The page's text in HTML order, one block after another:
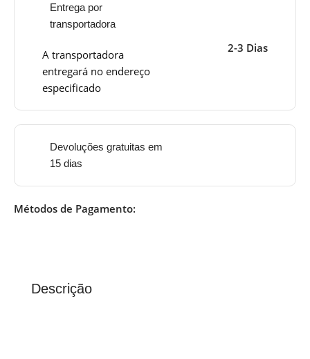
Entrega por
transportadora
A transportadora
entregará no endereço
especificado
2-3 Dias
Devoluções gratuitas em
15 dias
Métodos de Pagamento:
Descrição